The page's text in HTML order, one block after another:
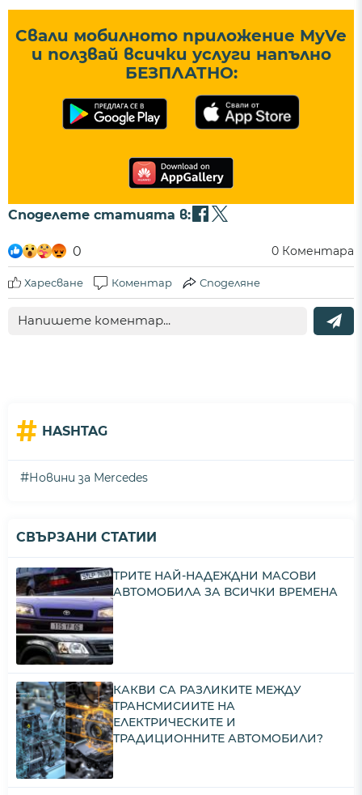
Свали мобилното приложение MyVe
и ползвай всички услуги напълно
БЕЗПЛАТНО:
Споделете статията в:
0 0 Коментара
Харесване Коментар Споделяне
# HASHTAG
#Новини за Mercedes
СВЪРЗАНИ СТАТИИ
ТРИТЕ НАЙ-НАДЕЖДНИ МАСОВИ
АВТОМОБИЛА ЗА ВСИЧКИ ВРЕМЕНА
КАКВИ СА РАЗЛИКИТЕ МЕЖДУ
ТРАНСМИСИИТЕ НА
ЕЛЕКТРИЧЕСКИТЕ И
ТРАДИЦИОННИТЕ АВТОМОБИЛИ?